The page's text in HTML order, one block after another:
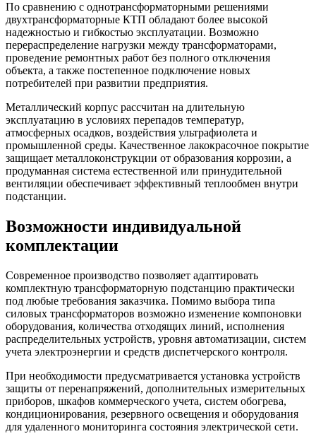
По сравнению с однотрансформаторными решениями
двухтрансформаторные КТП обладают более высокой
надежностью и гибкостью эксплуатации. Возможно
перераспределение нагрузки между трансформаторами,
проведение ремонтных работ без полного отключения
объекта, а также постепенное подключение новых
потребителей при развитии предприятия.
Металлический корпус рассчитан на длительную
эксплуатацию в условиях перепадов температур,
атмосферных осадков, воздействия ультрафиолета и
промышленной среды. Качественное лакокрасочное покрытие
защищает металлоконструкции от образования коррозии, а
продуманная система естественной или принудительной
вентиляции обеспечивает эффективный теплообмен внутри
подстанции.
Возможности индивидуальной
комплектации
Современное производство позволяет адаптировать
комплектную трансформаторную подстанцию практически
под любые требования заказчика. Помимо выбора типа
силовых трансформаторов возможно изменение компоновки
оборудования, количества отходящих линий, исполнения
распределительных устройств, уровня автоматизации, систем
учета электроэнергии и средств диспетчерского контроля.
При необходимости предусматривается установка устройств
защиты от перенапряжений, дополнительных измерительных
приборов, шкафов коммерческого учета, систем обогрева,
кондиционирования, резервного освещения и оборудования
для удаленного мониторинга состояния электрической сети.